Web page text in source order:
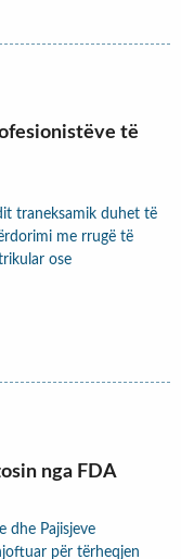
të
traneksamik duhet të
me rrugë të
ose
nga FDA
dhe Pajisjeve
për tërheqjen